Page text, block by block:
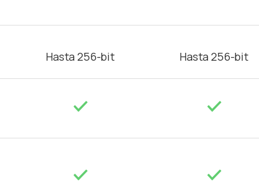
Hasta 256-bit Hasta 256-bit